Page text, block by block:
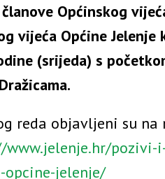
Općinskog
vijeća Općine Jelenje
(srijeda) s
reda objavljeni su na
www.jelenje.hr/
opcine-jelenje/